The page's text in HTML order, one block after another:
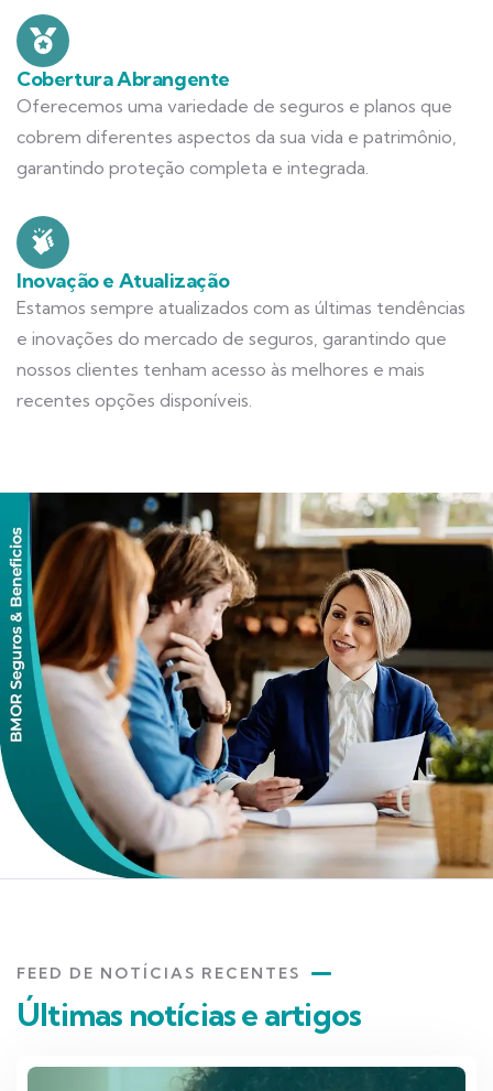
Cobertura Abrangente
Oferecemos uma variedade de seguros e planos que
cobrem diferentes aspectos da sua vida e patrimônio,
garantindo proteção completa e integrada.
Inovação e Atualização
Estamos sempre atualizados com as últimas tendências
e inovações do mercado de seguros, garantindo que
nossos clientes tenham acesso às melhores e mais
recentes opções disponíveis.
FEED DE NOTÍCIAS RECENTES
Últimas notícias e artigos